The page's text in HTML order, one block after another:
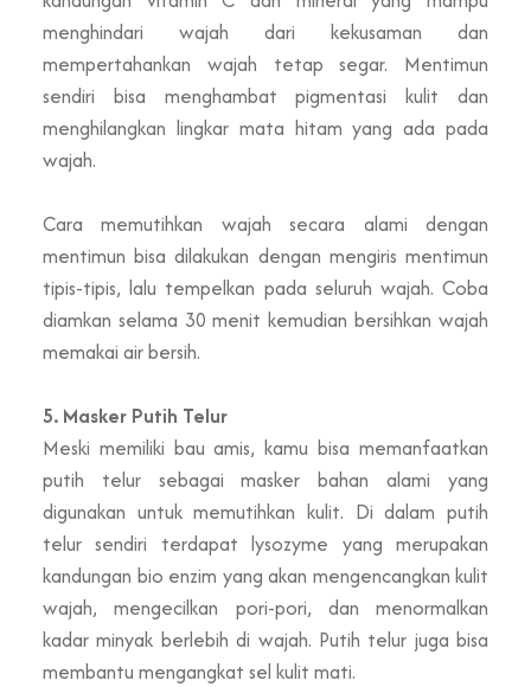
menghindari wajah dari kekusaman dan
mempertahankan wajah tetap segar. Mentimun
sendiri bisa menghambat pigmentasi kulit dan
menghilangkan lingkar mata hitam yang ada pada
wajah.
Cara memutihkan wajah secara alami dengan
mentimun bisa dilakukan dengan mengiris mentimun
tipis-tipis, lalu tempelkan pada seluruh wajah. Coba
diamkan selama 30 menit kemudian bersihkan wajah
memakai air bersih.
5. Masker Putih Telur
Meski memiliki bau amis, kamu bisa memanfaatkan
putih telur sebagai masker bahan alami yang
digunakan untuk memutihkan kulit. Di dalam putih
telur sendiri terdapat lysozyme yang merupakan
kandungan bio enzim yang akan mengencangkan kulit
wajah, mengecilkan pori-pori, dan menormalkan
kadar minyak berlebih di wajah. Putih telur juga bisa
membantu mengangkat sel kulit mati.